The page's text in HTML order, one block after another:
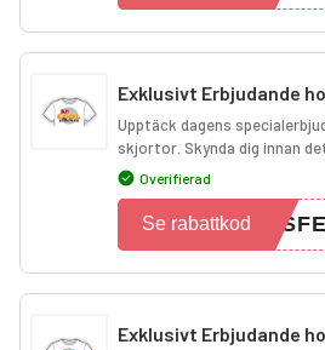
Exklusivt Erbjudande
Upptäck dagens
skjortor. Skynda dig innan
Overifierad
LSFE
Se rabattkod
Exklusivt Erbjudande